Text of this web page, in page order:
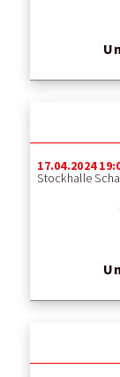
17.04.2024
Stockhalle